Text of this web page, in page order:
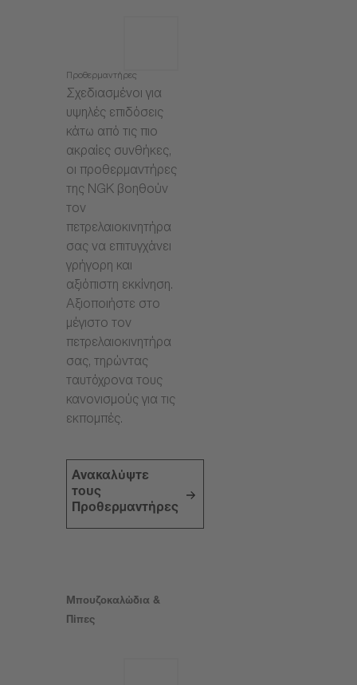
Προθερμαντήρες
Σχεδιασμένοι για
υψηλές επιδόσεις
κάτω από τις πιο
ακραίες συνθήκες,
οι προθερμαντήρες
της NGK βοηθούν
τον
πετρελαιοκινητήρα
σας να επιτυγχάνει
γρήγορη και
αξιόπιστη εκκίνηση.
Αξιοποιήστε στο
μέγιστο τον
πετρελαιοκινητήρα
σας, τηρώντας
ταυτόχρονα τους
κανονισμούς για τις
εκπομπές.
Ανακαλύψτε
τους
Προθερμαντήρες
Μπουζοκαλώδια &
Πίπες